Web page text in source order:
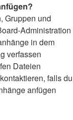
Gruppen und
Administration
in dem
verfassen
Dateien
falls du
anfügen